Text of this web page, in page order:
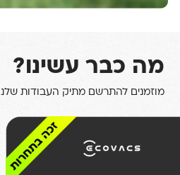
מה כבר עשינו?
מוזמנים להתרשם מתיק העבודות שלנו